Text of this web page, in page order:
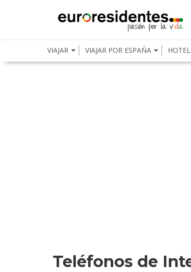
VIAJAR VIAJAR POR ESPAÑA
Teléfonos de